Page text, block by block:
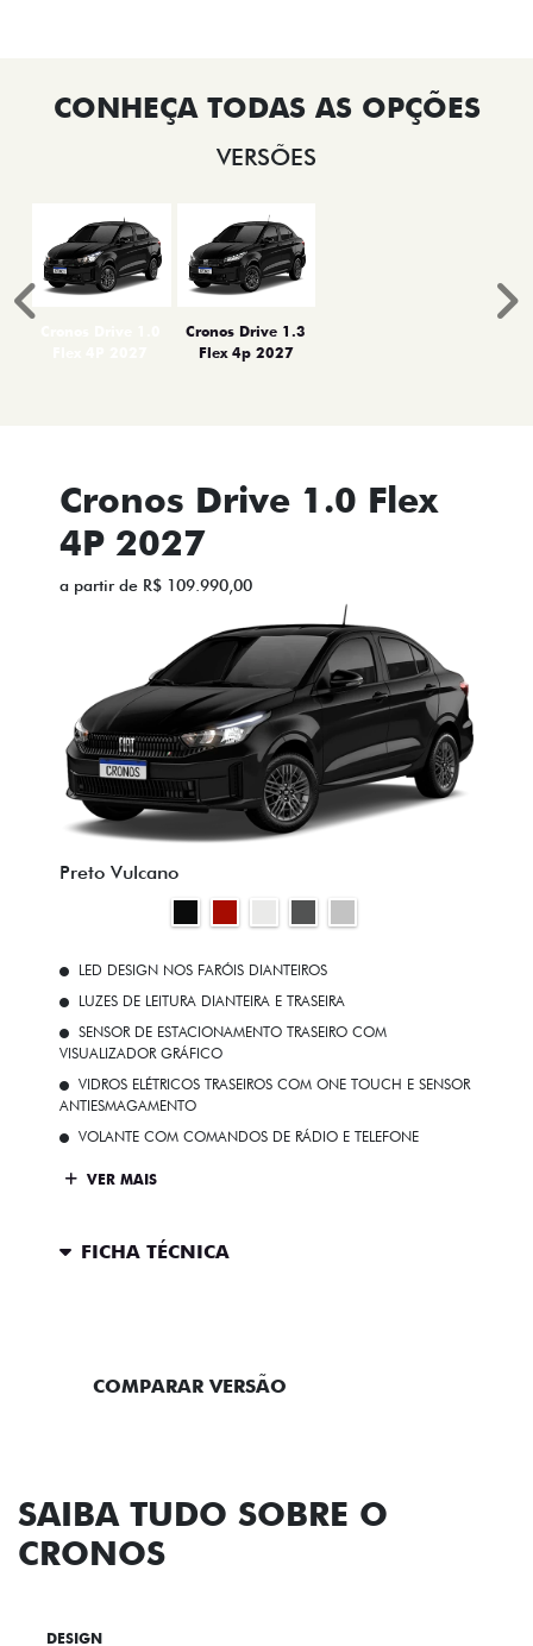
VERSÕES
Cronos Drive 1.3
Flex 4p 2027
Anterior
Cronos Drive 1.0 Flex
4P 2027
a partir de R$ 109.990,00
Preto Vulcano
LED DESIGN NOS FARÓIS DIANTEIROS
LUZES DE LEITURA DIANTEIRA E TRASEIRA
SENSOR DE ESTACIONAMENTO TRASEIRO COM
VISUALIZADOR GRÁFICO
VIDROS ELÉTRICOS TRASEIROS COM ONE TOUCH E SENSOR
ANTIESMAGAMENTO
VOLANTE COM COMANDOS DE RÁDIO E TELEFONE
VER MAIS
FICHA TÉCNICA
COMPARAR VERSÃO
SAIBA TUDO SOBRE O
CRONOS
DESIGN